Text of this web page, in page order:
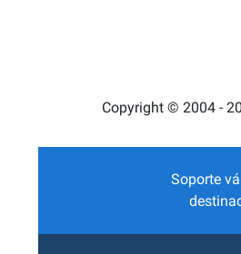
Copyright © 2004 -
Soporte